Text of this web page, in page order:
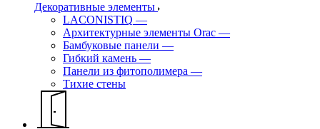
Декоративные элементы
LACONISTIQ —
Архитектурные элементы Orac —
Бамбуковые панели —
Гибкий камень —
Панели из фитополимера —
Тихие стены